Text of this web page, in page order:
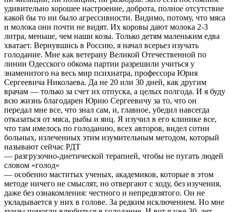
удивительно хорошее настроение, доброта, полное отсутствие
какой бы то ни было агрессивности. Видимо, потому, что мяса
и молока они почти не видят. Их коровы дают молока 2-3
литра, меньше, чем наши козы. Только детям маленьким едва
хватает. Вернувшись в Россию, я начал всерьез изучать
голодание. Мне как ветерану Великой Отечественной по
линии Одесского обкома партии разрешили учиться у
знаменитого на весь мир психиатра, профессора Юрия
Сергеевича Николаева. Да не 20 или 30 дней, как другим
врачам — только за счет их отпуска, а целых полгода. И я буду
всю жизнь благодарен Юрию Сергеевичу за то, что он
передал мне все, что знал сам, и, главное, убедил навсегда
отказаться от мяса, рыбы и яиц. Я изучил в его клинике все,
что там имелось по голоданию, всех авторов, видел сотни
больных, излеченных этим изумительным методом, который
называют сейчас РДТ
— разгрузочно-диетической терапией, чтобы не пугать людей
словом «голод»
— особенно маститых ученых, академиков, которые в этом
методе ничего не смыслят, но отвергают с ходу, без изучения,
даже без ознакомления: честного и непредвзятого. Он не
укладывается у них в голове. За редким исключением. Но мне